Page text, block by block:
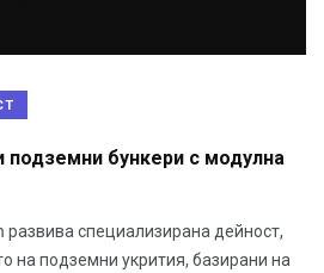
подземни бункери с модулна
развива специализирана дейност,
на подземни укрития, базирани на